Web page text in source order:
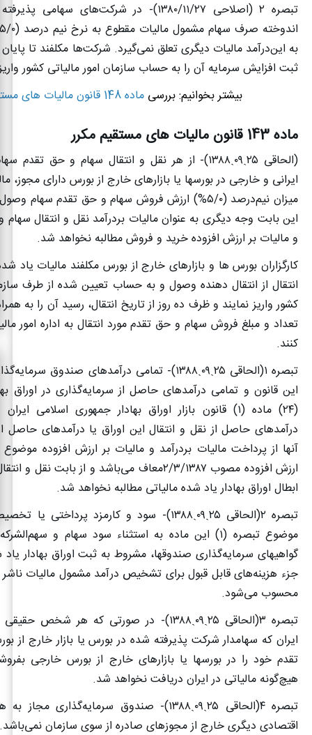
تبصره ۲ ( اصلاحی ۱۳۸۰/۱۱/۲۷)-
در شرکت‌های سهامی
اندوخته صرف سهام مشمول مالیات مقطوع به نرخ نیم درصد (۵/۰٪)
به این‌درآمد مالیات دیگری تعلق نمی‌گیرد. شرکت‌ها مکلفند تا پایان
ثبت افزایش سرمایه آن را به حساب سازمان امور مالیاتی کشور
بیشتر بخوانیم: بررسی ماده 148 قانون مالیات های مستقیم
ماده 143 قانون مالیات های مستقیم مکرر
(الحاقی ۲۵ˏ۰۹ˏ۱۳۸۸)-
از هر نقل و انتقال سهام و حق تقدم
ایرانی و خارجی در بورسها یا بازارهای خارج از بورس دارای مجوز،
میزان نیم‌درصد (۵/۰%)
ارزش فروش سهام و حق تقدم سهام
این بابت وجه دیگری به عنوان مالیات بردرآمد نقل و انتقال
و مالیات بر ارزش افزوده خرید و فروش مطالبه نخواهد شد.
کارگزاران بورس ها و بازارهای خارج از بورس مکلفند مالیات یاد
انتقال از انتقال دهنده وصول و به حساب تعیین شده از طرف
کشور واریز نمایند و ظرف ده روز از تاریخ انتقال، رسید آن را به
تعداد و مبلغ فروش سهام و حق تقدم مورد انتقال به اداره امور
کنند.
تبصره ۱( الحاقی ۲۵ˏ۰۹ˏ۱۳۸۸)-
تمامی درآمدهای صندوق
این قانون و تمامی درآمدهای حاصل از سرمایه‌گذاری در اوراق
(۲۴) ماده (۱) قانون بازار اوراق بهادار جمهوری اسلامی
درآمدهای حاصل از نقل و انتقال این اوراق یا درآمدهای حاصل
آنها از پرداخت مالیات بردرآمد و مالیات بر ارزش افزوده موضوع
ارزش افزوده مصوب ۲/۳/۱۳۸۷معاف می‌باشد و از بابت نقل و
ابطال اوراق بهادار یاد شده مالیاتی مطالبه نخواهد شد.
تبصره ۲( الحاقی ۲۵ˏ۰۹ˏ۱۳۸۸)-
سود و کارمزد پرداختی یا
موضوع تبصره (۱) این ماده به استثناء سود سهام و
گواهیهای سرمایه‌گذاری صندوقها، مشروط به ثبت اوراق بهادار
جزء هزینه‌های قابل قبول برای تشخیص درآمد مشمول مالیات ناشر
محسوب می‌شود.
تبصره ۳( الحاقی ۲۵ˏ۰۹ˏ۱۳۸۸)-
در صورتی که هر شخص حقیقی
ایران که سهامدار شرکت پذیرفته شده در بورس یا بازار خارج از
تقدم خود را در بورسها یا بازارهای خارج از بورس خارجی
هیچ‌گونه مالیاتی در ایران دریافت نخواهد شد.
تبصره۴( الحاقی ۲۵ˏ۰۹ˏ۱۳۸۸)-
صندوق سرمایه‌گذاری مجاز به
اقتصادی دیگری خارج از مجوزهای صادره از سوی سازمان نمی‌باشد.